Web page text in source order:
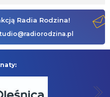
Radia Rodzina!